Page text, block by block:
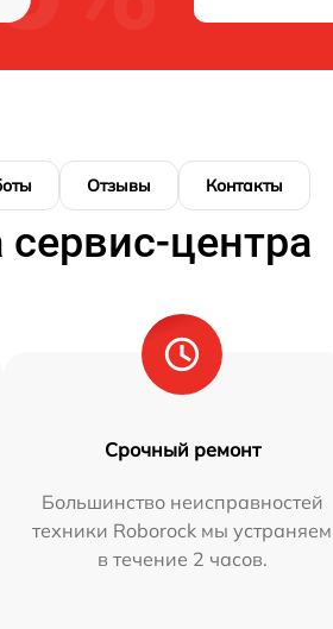
Отзывы Контакты
центра
Срочный ремонт
Большинство неисправностей
техники Roborock мы устраняем
в течение 2 часов.